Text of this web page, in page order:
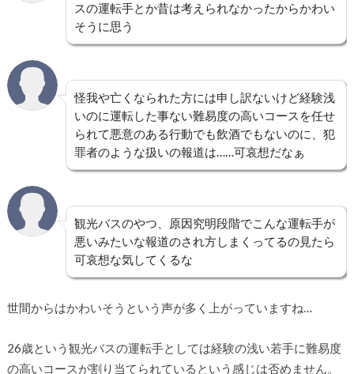
スの運転手とか昔は考えられなかったからかわい
そう に思う
怪我や亡くなられた方には申し訳ないけど経験浅
いのに運転した事ない難易度の高いコースを任せ
られて悪意のある行動でも飲酒でもないのに、犯
罪者のような扱いの報道は……可哀想だなぁ
観光バスのやつ、原因究明段階でこんな運転手が
悪いみたいな報道のされ方しまくってるの見たら
可哀想な気してくるな
世間からはかわいそうという声が多く上がっていますね…
26歳という観光バスの運転手としては経験の浅い若手に難易度
の高いコースが割り当てられているという感じは否めません。